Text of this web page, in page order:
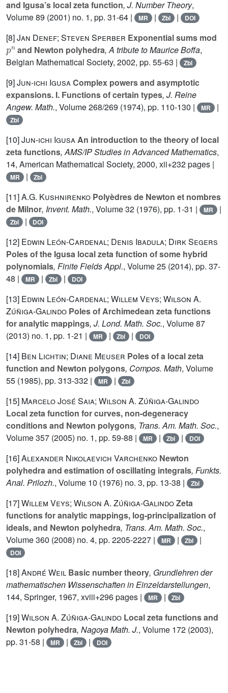
and Igusa’s local zeta function, J. Number Theory,
Volume 89 (2001) no. 1, pp. 31-64 | MR | Zbl | DOI
[8]Jan Denef; Steven Sperber Exponential sums mod
pn
and Newton polyhedra, A tribute to Maurice Boffa,
Belgian Mathematical Society, 2002, pp. 55-63 |
Zbl
[9]Jun-ichi IgusaComplex powers and asymptotic
expansions. I. Functions of certain types, J. Reine
Angew. Math., Volume 268/269 (1974), pp. 110-130 | MR |
Zbl
[10]Jun-ichi IgusaAn introduction to the theory of local
zeta functions, AMS/IP Studies in Advanced Mathematics,
14, American Mathematical Society, 2000, xii+232 pages |
MR | Zbl
[11]A.G. Kushnirenko Polyèdres de Newton et nombres
de Milnor, Invent. Math., Volume 32 (1976), pp. 1-31 | MR |
Zbl | DOI
[12] Edwin León-Cardenal; Denis Ibadula; Dirk Segers
Poles of the Igusa local zeta function of some hybrid
polynomials, Finite Fields Appl., Volume 25 (2014), pp. 37-
48 |
MR | Zbl | DOI
[13] Edwin León-Cardenal; Willem Veys; Wilson A.
Zúñiga-Galindo Poles of Archimedean zeta functions
for analytic mappings, J. Lond. Math. Soc., Volume 87
(2013) no. 1, pp. 1-21 |
MR | Zbl | DOI
[14] Ben Lichtin; Diane Meuser Poles of a local zeta
function and Newton polygons, Compos. Math, Volume
55 (1985), pp. 313-332 | MR | Zbl
[15] Marcelo José Saia; Wilson A. Zúñiga-Galindo
Local zeta function for curves, non-degeneracy
conditions and Newton polygons, Trans. Am. Math. Soc.,
Volume 357 (2005) no. 1, pp. 59-88 | MR | Zbl | DOI
[16]Alexander Nikolaevich Varchenko Newton
polyhedra and estimation of oscillating integrals, Funkts.
Anal. Prilozh., Volume 10 (1976) no. 3, pp. 13-38 | Zbl
[17]Willem Veys; Wilson A. Zúñiga-GalindoZeta
functions for analytic mappings, log-principalization of
ideals, and Newton polyhedra, Trans. Am. Math. Soc.,
Volume 360 (2008) no. 4, pp. 2205-2227 | MR | Zbl |
DOI
[18]André Weil Basic number theory, Grundlehren der
mathematischen Wissenschaften in Einzeldarstellungen,
144, Springer, 1967, xviii+296 pages | MR | Zbl
[19]Wilson A. Zúñiga-Galindo Local zeta functions and
Newton polyhedra, Nagoya Math. J., Volume 172 (2003),
pp. 31-58 |
MR | Zbl | DOI